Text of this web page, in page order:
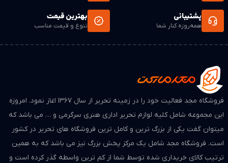
پشتیبانی
همه‌روزه کنار شما
بهترین قیمت
تنوع و قیمت مناسب
فروشگاه مجد فعالیت خود را در زمینه تحریر از سال ۱۳۶۷ اغاز نمود. امروزه
این مجموعه شامل کلیه لوازم تحریر اداری هنری سرگرمی و … می باشد که
میتوان گفت یکی از بزرگ ترین و کامل ترین فروشگاه های تحریر در کشور
است. فروشگاه مجد شامل یک مرکز پخش بزرگ نیز می باشد که به همین
ترتیب کالای خریداری شده توسط شما از کم ترین واسطه گذر کرده است و